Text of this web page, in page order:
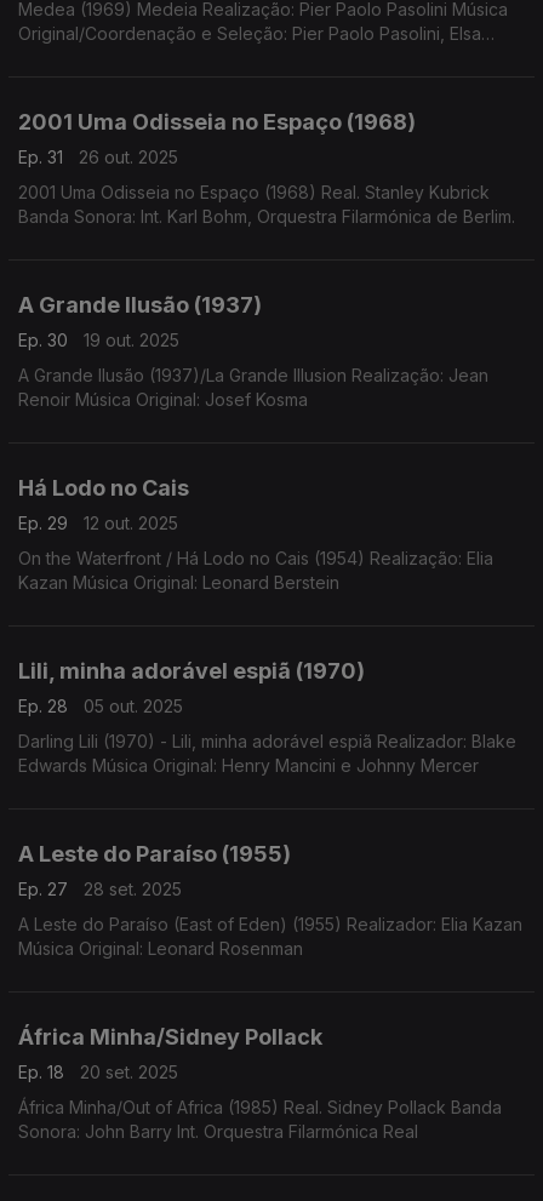
Medea (1969) Medeia Realização: Pier Paolo Pasolini Música
Original/Coordenação e Seleção: Pier Paolo Pasolini, Elsa
2001 Uma Odisseia no Espaço (1968)
Ep. 31
26 out. 2025
2001 Uma Odisseia no Espaço (1968) Real. Stanley Kubrick
Banda Sonora: Int. Karl Bohm, Orquestra Filarmónica de Berlim.
A Grande Ilusão (1937)
Ep. 30
19 out. 2025
A Grande Ilusão (1937)/La Grande Illusion Realização: Jean
Renoir Música Original: Josef Kosma
Há Lodo no Cais
Ep. 29
12 out. 2025
On the Waterfront / Há Lodo no Cais (1954) Realização: Elia
Kazan Música Original: Leonard Berstein
Lili, minha adorável espiã (1970)
Ep. 28
05 out. 2025
Darling Lili (1970) - Lili, minha adorável espiã Realizador: Blake
Edwards Música Original: Henry Mancini e Johnny Mercer
A Leste do Paraíso (1955)
Ep. 27
28 set. 2025
A Leste do Paraíso (East of Eden) (1955) Realizador: Elia Kazan
Música Original: Leonard Rosenman
África Minha/Sidney Pollack
Ep. 18
20 set. 2025
África Minha/Out of Africa (1985) Real. Sidney Pollack Banda
Sonora: John Barry Int. Orquestra Filarmónica Real